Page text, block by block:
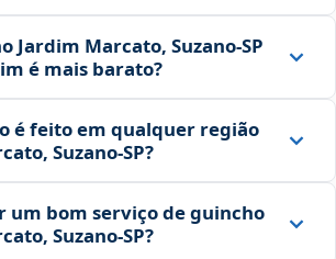
Jardim Marcato, Suzano‑SP
é mais barato?
é feito em qualquer região
Suzano‑SP?
um bom serviço de guincho
Suzano‑SP?